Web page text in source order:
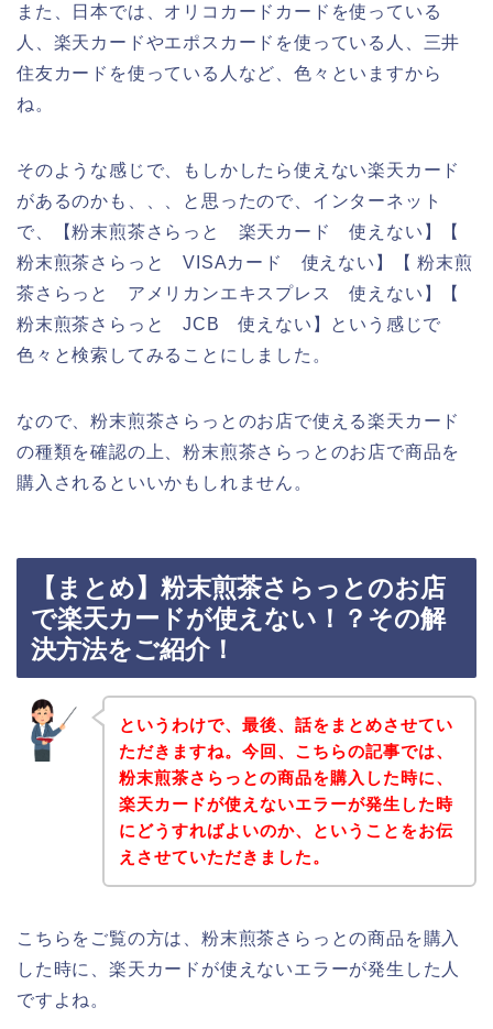
また、日本では、オリコカードカードを使っている
人、楽天カードやエポスカードを使っている人、三井
住友カードを使っている人など、色々といますから
ね。
そのような感じで、もしかしたら使えない楽天カード
があるのかも、、、と思ったので、インターネット
で、【粉末煎茶さらっと 楽天カード 使えない】【
粉末煎茶さらっと VISAカード 使えない】【 粉末煎
茶さらっと アメリカンエキスプレス 使えない】【
粉末煎茶さらっと JCB 使えない】という感じで
色々と検索してみることにしました。
なので、粉末煎茶さらっとのお店で使える楽天カード
の種類を確認の上、粉末煎茶さらっとのお店で商品を
購入されるといいかもしれません。
【まとめ】粉末煎茶さらっとのお店
で楽天カードが使えない！？その解
決方法をご紹介！
というわけで、最後、話をまとめさせてい
ただきますね。今回、こちらの記事では、
粉末煎茶さらっとの商品を購入した時に、
楽天カードが使えないエラーが発生した時
にどうすればよいのか、ということをお伝
えさせていただきました。
こちらをご覧の方は、粉末煎茶さらっとの商品を購入
した時に、楽天カードが使えないエラーが発生した人
ですよね。